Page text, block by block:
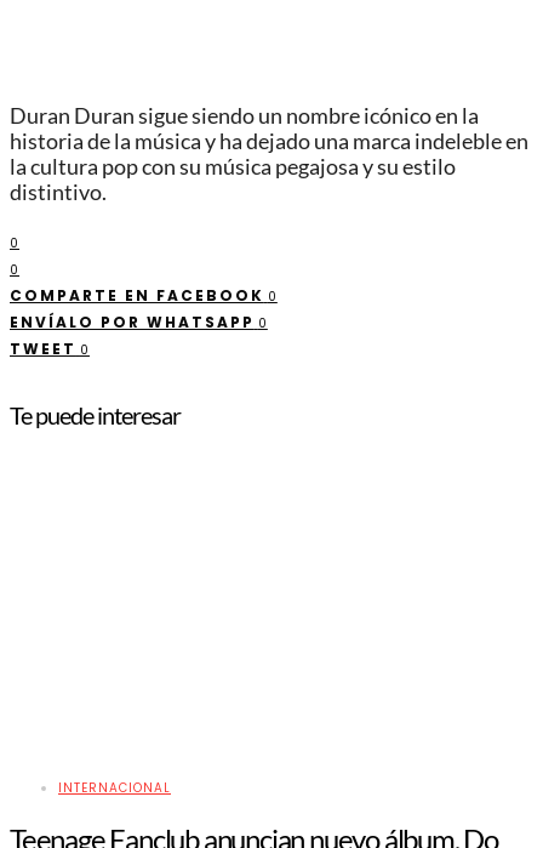
Duran Duran sigue siendo un nombre icónico en la
historia de la música y ha dejado una marca indeleble en
la cultura pop con su música pegajosa y su estilo
distintivo.
0
0
COMPARTE EN FACEBOOK 0
ENVÍALO POR WHATSAPP 0
TWEET 0
Te puede interesar
INTERNACIONAL
Teenage Fanclub anuncian nuevo álbum, Do